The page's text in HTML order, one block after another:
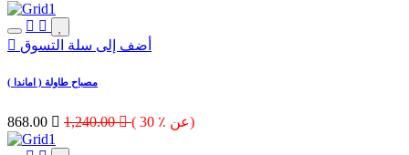
أضف إلى سلة التسوق
مصباح طاولة ( اماندا )
868.00  1,240.00 ( 30 ٪ عن)